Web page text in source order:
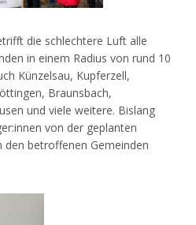
die schlechtere Luft alle
in einem Radius von rund 10
Künzelsau, Kupferzell,
Braunsbach,
und viele weitere. Bislang
von der geplanten
betroffenen Gemeinden